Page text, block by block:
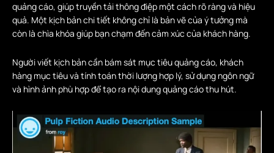
quảng cáo, giúp truyền tải thông điệp một cách rõ ràng và hiệu
quả. Một kịch bản chi tiết không chỉ là bản vẽ của ý tưởng mà
còn là chìa khóa giúp bạn chạm đến cảm xúc của khách hàng.
Người viết kịch bản cần bám sát mục tiêu quảng cáo, khách
hàng mục tiêu và tính toán thời lượng hợp lý, sử dụng ngôn ngữ
và hình ảnh phù hợp để tạo ra nội dung quảng cáo thu hút.